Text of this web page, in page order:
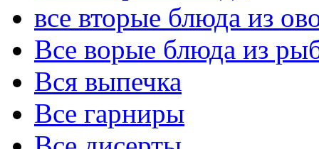
все вторые блюда из
Все ворые блюда из
Вся выпечка
Все гарниры